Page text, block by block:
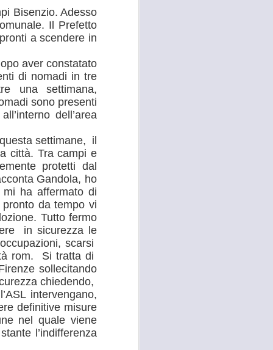
Bisenzio. Adesso
Il Prefetto
a scendere in
aver constatato
di nomadi in tre
una settimana,
sono presenti
dell’area
settimane, il
città. Tra campi e
protetti dal
Gandola, ho
ha affermato di
da tempo vi
Tutto fermo
in sicurezza le
scarsi
rom. Si tratta di
sollecitando
chiedendo,
intervengano,
definitive misure
nel quale viene
l’indifferenza
per il 27 agosto prossimo, con
dell’Asl Toscana Centro
i diversi rappresentanti zonali
valere le ragioni dei territori
balbettii, serve una risposta forte
in corso del servizio di continuità
AUG
26
RISSA ED
ACCOLTELLAMENTO
A CAMPI BISENZIO IN
VIA CHIELLA E FURTI
DAI LOCALI DEL